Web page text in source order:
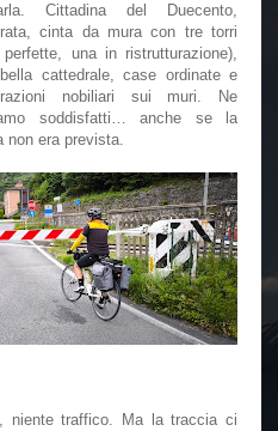
Cittadina del Duecento,
cinta da mura con tre torri
perfette, una in ristrutturazione),
cattedrale, case ordinate e
nobiliari sui muri. Ne
soddisfatti… anche se la
non era prevista.
niente traffico. Ma la traccia ci